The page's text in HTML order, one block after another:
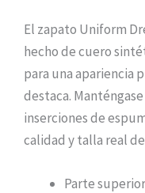
El zapato Uniform
hecho de cuero
para una apariencia
destaca.
inserciones de
calidad y talla real
Parte